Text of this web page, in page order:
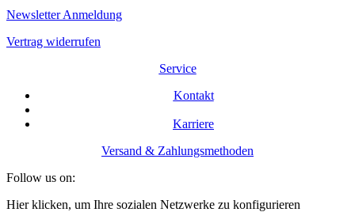
Newsletter Anmeldung
Vertrag widerrufen
Service
Kontakt
Karriere
Versand & Zahlungsmethoden
Follow us on:
Hier klicken, um Ihre sozialen Netzwerke zu konfigurieren